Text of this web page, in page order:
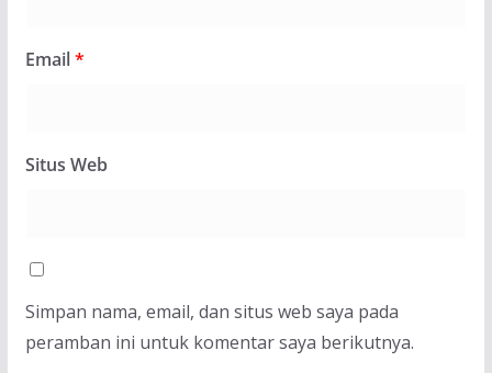
Email*
Situs Web
Simpan nama, email, dan situs web saya pada
peramban ini untuk komentar saya berikutnya.